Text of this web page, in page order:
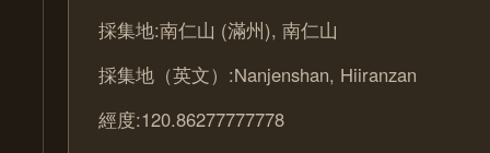
採集地:南仁山 (滿州), 南仁山
採集地（英文）:Nanjenshan, Hiiranzan
經度:120.86277777778